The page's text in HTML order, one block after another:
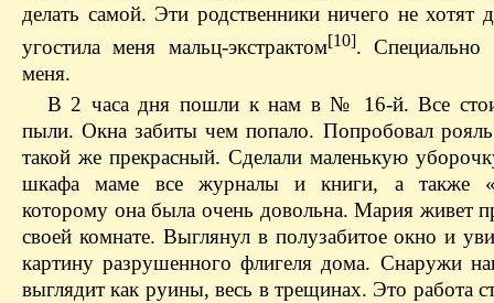
делать самой. Эти родственники ничего не хотят
угостила меня мальц-экстрактом[10]. Специально
меня.
В 2 часа дня пошли к нам в № 16-й. Все
пыли. Окна забиты чем попало. Попробовал
такой же прекрасный. Сделали маленькую
шкафа маме все журналы и книги, а также
которому она была очень довольна. Мария живет
своей комнате. Выглянул в полузабитое окно и
картину разрушенного флигеля дома. Снаружи
выглядит как руины, весь в трещинах. Это работа